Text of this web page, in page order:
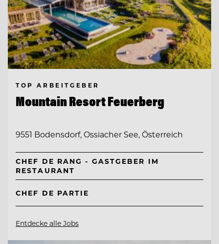
TOP ARBEITGEBER
Mountain Resort Feuerberg
9551 Bodensdorf, Ossiacher See, Österreich
CHEF DE RANG - GASTGEBER IM
RESTAURANT
CHEF DE PARTIE
Entdecke alle Jobs